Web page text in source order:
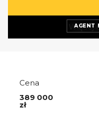
AGENT
Więcej
Cena
389 000
zł